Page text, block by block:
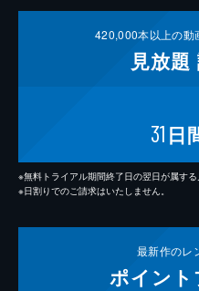
420,000本以上の動
見放題
31 日
※無料トライアル期間終了日の翌日が属する
※日割りでのご請求はいたしません。
最新作のレ
ポイント